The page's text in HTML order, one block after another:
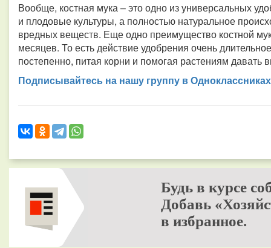
Вообще, костная мука – это одно из универсальных
и плодовые культуры, а полностью натуральное
вредных веществ. Еще одно преимущество костной
месяцев. То есть действие удобрения очень
постепенно, питая корни и помогая растениям давать
Подписывайтесь на нашу группу в Одноклассниках
Будь в курсе
Добавь
в избранное.